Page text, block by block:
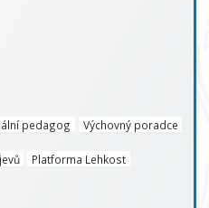
pedagog Výchovný poradce
Platforma Lehkost